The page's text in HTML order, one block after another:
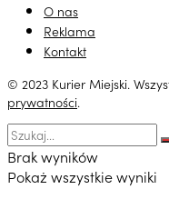
O nas
Reklama
Kontakt
© 2023 Kurier Miejski.
prywatności.
Brak wyników
Pokaż wszystkie wyniki